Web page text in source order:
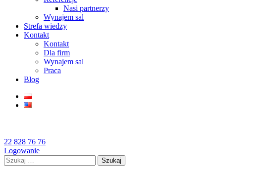
Nasi partnerzy
Wynajem sal
Strefa wiedzy
Kontakt
Kontakt
Dla firm
Wynajem sal
Praca
Blog
22 828 76 76
Logowanie
Szukaj: